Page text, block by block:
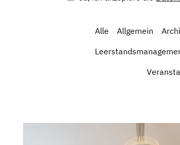
Alle Allgemein